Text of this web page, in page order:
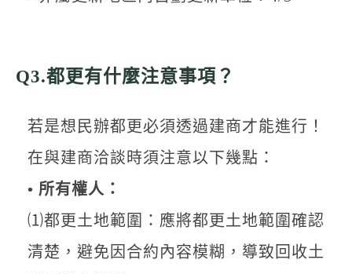
Q3.都更有什麼注意事項？
若是想民辦都更必須透過建商才能進行！
在與建商洽談時須注意以下幾點：
• 所有權人：
⑴都更土地範圍：應將都更土地範圍確認
清楚，避免因合約內容模糊，導致回收土